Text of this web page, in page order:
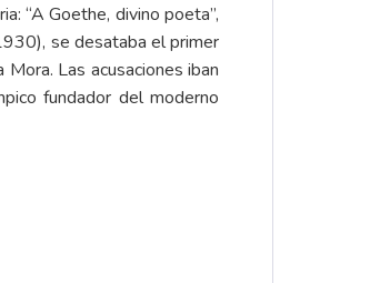
“A Goethe, divino poeta”,
se desataba el primer
Las acusaciones iban
fundador del moderno